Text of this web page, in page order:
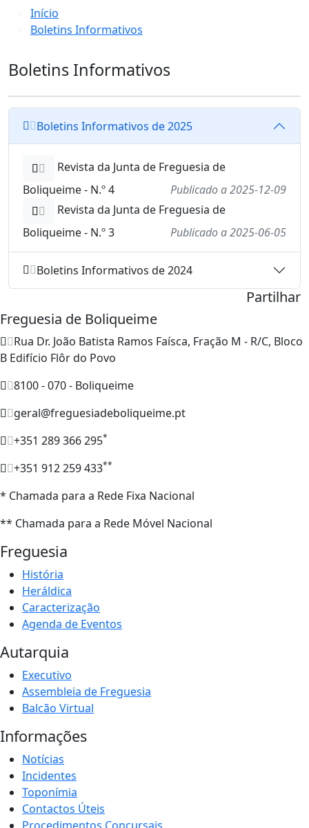
Início
Boletins Informativos
Boletins Informativos
Boletins Informativos de 2025
Revista da Junta de Freguesia de
Boliqueime - N.º 4
Publicado a 2025-12-09
Revista da Junta de Freguesia de
Boliqueime - N.º 3
Publicado a 2025-06-05
Boletins Informativos de 2024
Partilhar
Freguesia de Boliqueime
Rua Dr. João Batista Ramos Faísca, Fração M - R/C, Bloco
B Edifício Flôr do Povo
8100 - 070 - Boliqueime
geral@freguesiadeboliqueime.pt
+351 289 366 295*
+351 912 259 433**
* Chamada para a Rede Fixa Nacional
** Chamada para a Rede Móvel Nacional
Freguesia
História
Heráldica
Caracterização
Agenda de Eventos
Autarquia
Executivo
Assembleia de Freguesia
Balcão Virtual
Informações
Notícias
Incidentes
Toponímia
Contactos Úteis